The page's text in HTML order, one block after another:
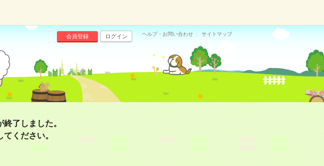
会員登録 ログイン ヘルプ・お問い合わせ サイトマップ
終了しました。
てください。